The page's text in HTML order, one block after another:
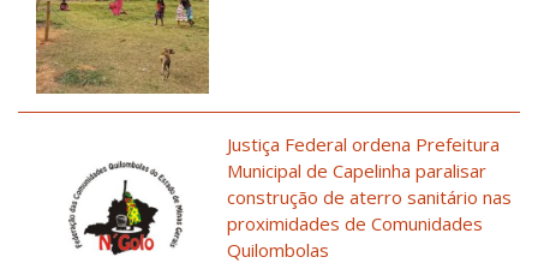
Justiça Federal ordena Prefeitura
Municipal de Capelinha paralisar
construção de aterro sanitário nas
proximidades de Comunidades
Quilombolas